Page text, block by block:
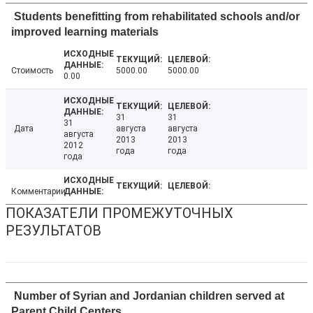
Students benefitting from rehabilitated schools and/or
improved learning materials
Стоимость
0.00
5000.00 5000.00
Дата
31
августа
2012
года
31
августа
2013
года
31
августа
2013
года
Комментарии
ПОКАЗАТЕЛИ ПРОМЕЖУТОЧНЫХ
РЕЗУЛЬТАТОВ
Number of Syrian and Jordanian children served at